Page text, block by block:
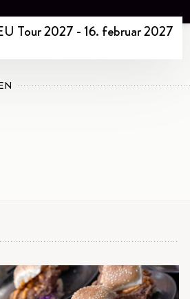
Tour 2027 - 16. februar 2027